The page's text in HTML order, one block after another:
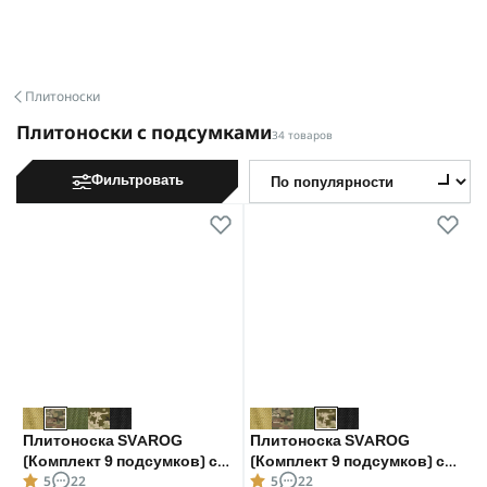
Плитоноски
Плитоноски с подсумками34 товаров
Фильтровать
Плитоноска SVAROG
(Комплект 9 подсумков) с
системой быстрого сброса.
5 22
Плитоноска SVAROG
(Комплект 9 подсумков) с
системой быстрого сброса.
5 22